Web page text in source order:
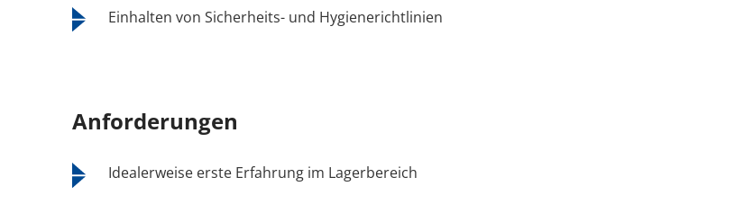
Einhalten von Sicherheits- und Hygienerichtlinien
Anforderungen
Idealerweise erste Erfahrung im Lagerbereich